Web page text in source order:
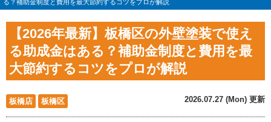
る？補助金制度と費用を最大節約するコツをプロが解説
【2026年最新】板橋区の外壁塗装で使え
る助成金はある？補助金制度と費用を最
大節約するコツをプロが解説
板橋店 板橋区 2026.07.27 (Mon) 更新